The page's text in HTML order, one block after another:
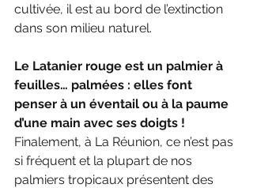
cultivée, il est au bord de l’extinction
dans son milieu naturel.
Le Latanier rouge est un palmier à
feuilles… palmées : elles font
penser à un éventail ou à la paume
d’une main avec ses doigts !
Finalement, à La Réunion, ce n’est pas
si fréquent et la plupart de nos
palmiers tropicaux présentent des